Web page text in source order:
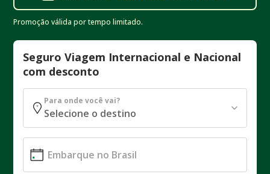
Promoção válida por tempo limitado.
Seguro Viagem Internacional e Nacional
com desconto
Para onde você vai?